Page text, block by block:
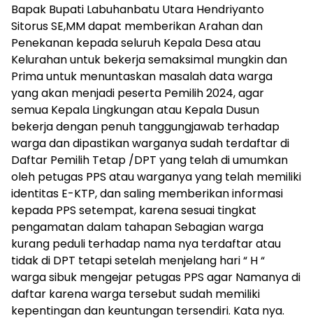
Bapak Bupati Labuhanbatu Utara Hendriyanto
Sitorus SE,MM dapat memberikan Arahan dan
Penekanan kepada seluruh Kepala Desa atau
Kelurahan untuk bekerja semaksimal mungkin dan
Prima untuk menuntaskan masalah data warga
yang akan menjadi peserta Pemilih 2024, agar
semua Kepala Lingkungan atau Kepala Dusun
bekerja dengan penuh tanggungjawab terhadap
warga dan dipastikan warganya sudah terdaftar di
Daftar Pemilih Tetap /DPT yang telah di umumkan
oleh petugas PPS atau warganya yang telah memiliki
identitas E-KTP, dan saling memberikan informasi
kepada PPS setempat, karena sesuai tingkat
pengamatan dalam tahapan Sebagian warga
kurang peduli terhadap nama nya terdaftar atau
tidak di DPT tetapi setelah menjelang hari “ H “
warga sibuk mengejar petugas PPS agar Namanya di
daftar karena warga tersebut sudah memiliki
kepentingan dan keuntungan tersendiri. Kata nya.